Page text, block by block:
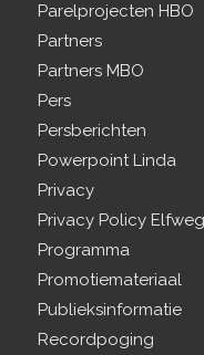
Parelprojecten HBO
Partners
Partners MBO
Pers
Persberichten
Powerpoint Linda
Privacy
Privacy Policy
Programma
Promotiemateriaal
Publieksinformatie
Recordpoging